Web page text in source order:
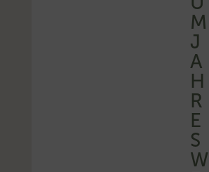
M
J
A
H
R
E
S
W